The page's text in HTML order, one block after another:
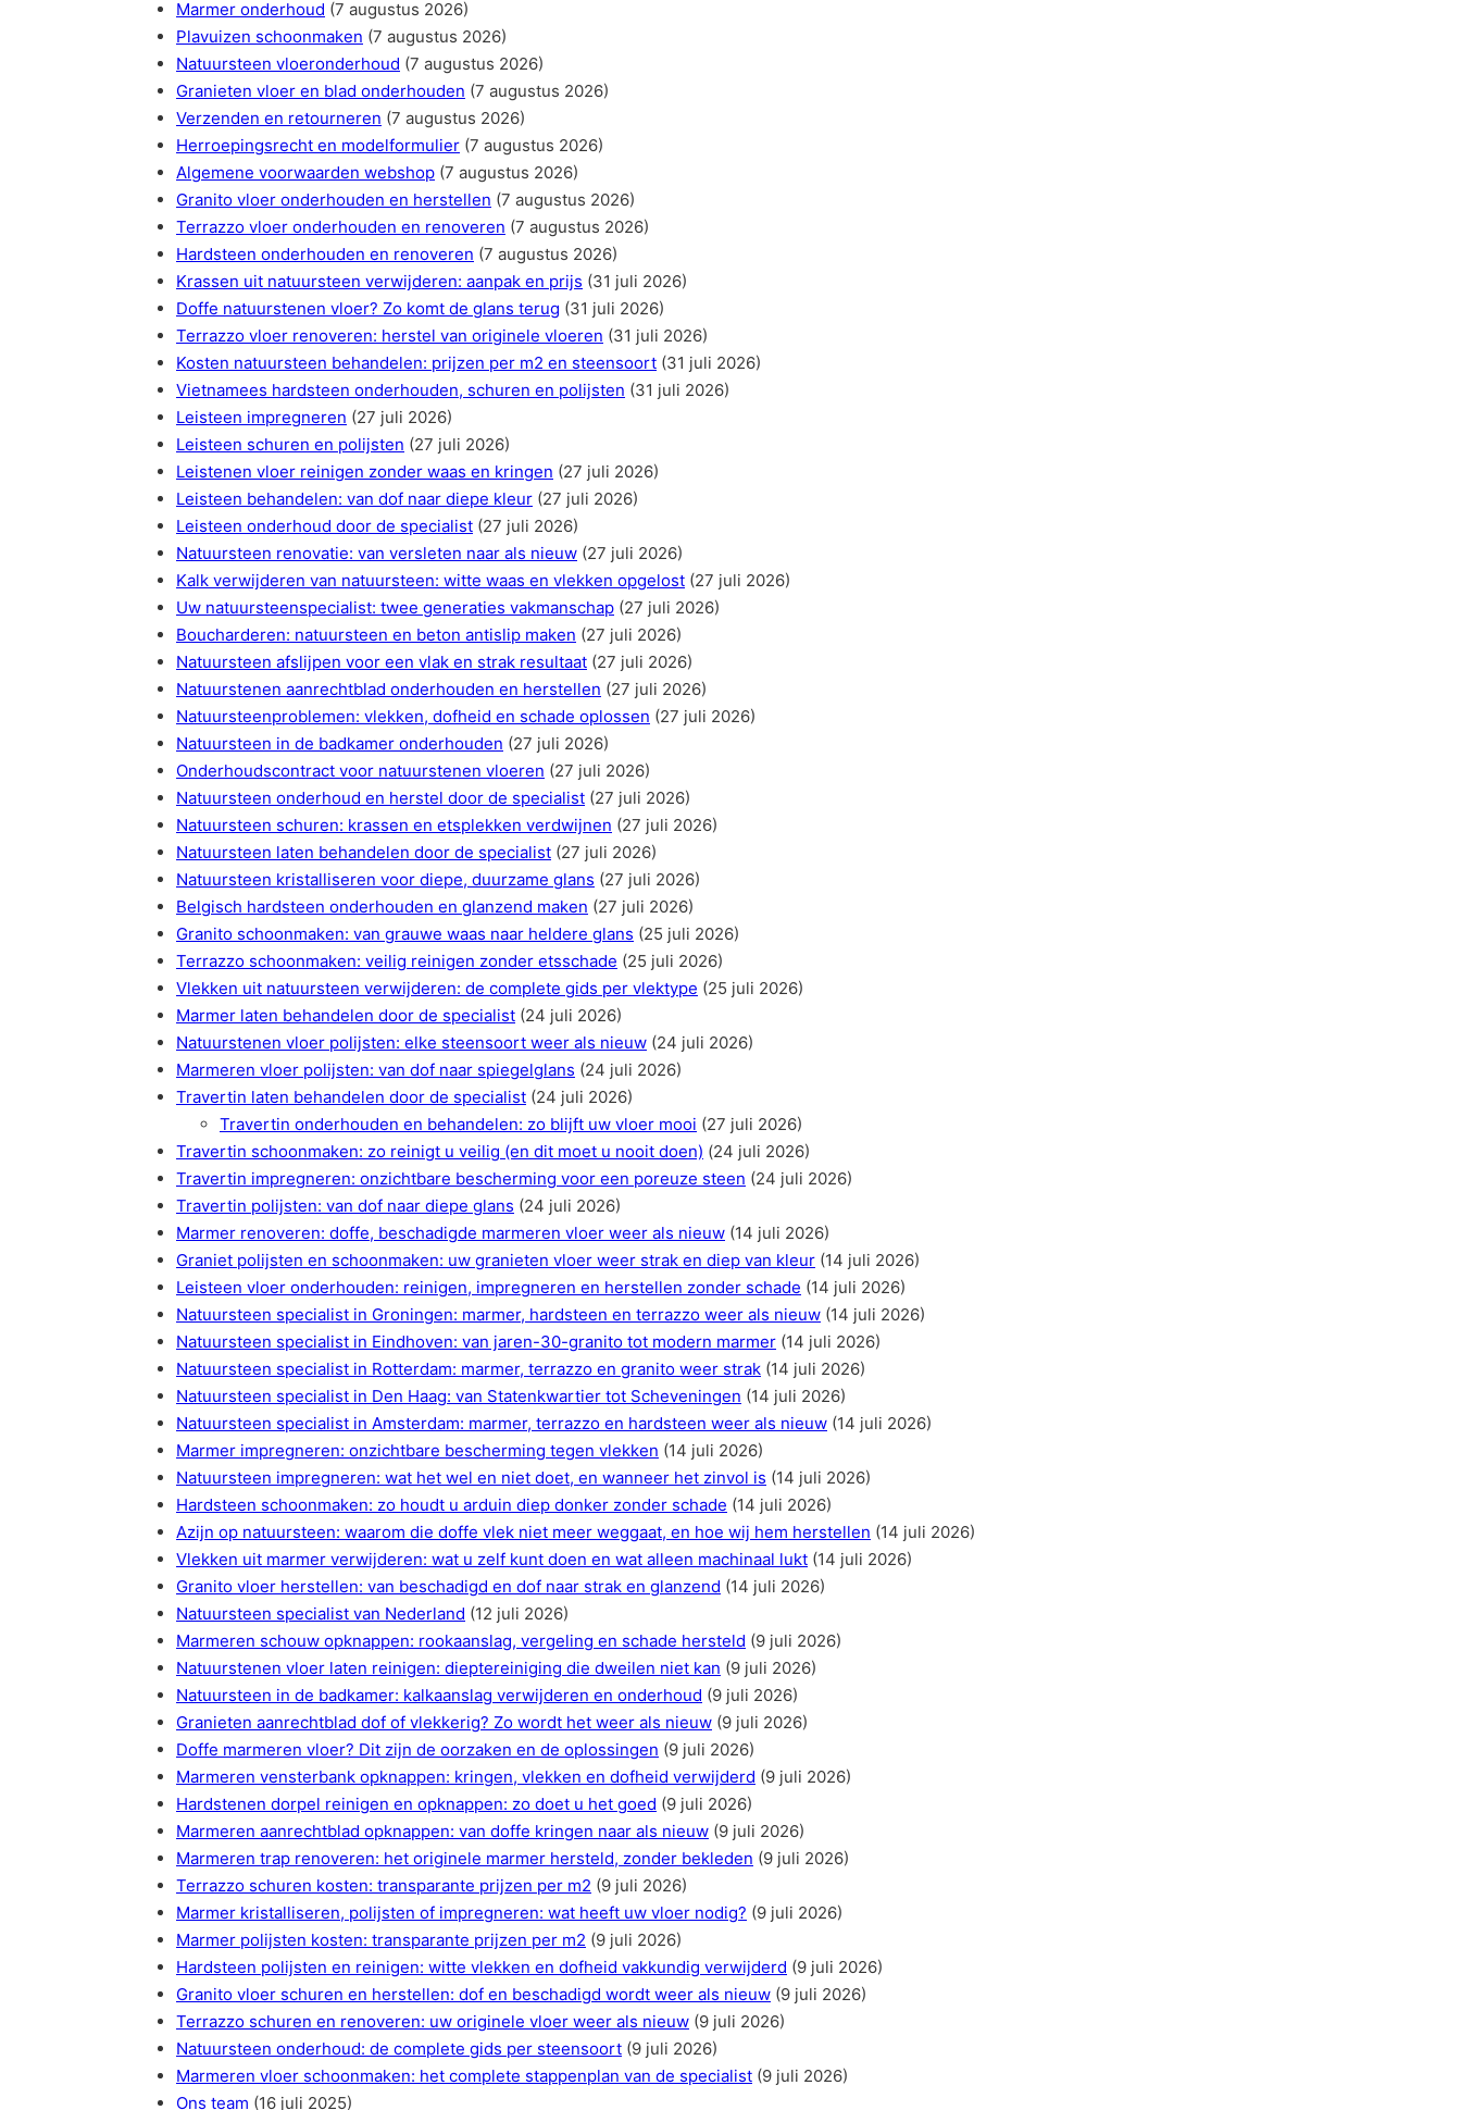
Marmer onderhoud (7 augustus 2026)
Plavuizen schoonmaken (7 augustus 2026)
Natuursteen vloeronderhoud (7 augustus 2026)
Granieten vloer en blad onderhouden (7 augustus 2026)
Verzenden en retourneren (7 augustus 2026)
Herroepingsrecht en modelformulier (7 augustus 2026)
Algemene voorwaarden webshop (7 augustus 2026)
Granito vloer onderhouden en herstellen (7 augustus 2026)
Terrazzo vloer onderhouden en renoveren (7 augustus 2026)
Hardsteen onderhouden en renoveren (7 augustus 2026)
Krassen uit natuursteen verwijderen: aanpak en prijs (31 juli 2026)
Doffe natuurstenen vloer? Zo komt de glans terug (31 juli 2026)
Terrazzo vloer renoveren: herstel van originele vloeren (31 juli 2026)
Kosten natuursteen behandelen: prijzen per m2 en steensoort (31 juli 2026)
Vietnamees hardsteen onderhouden, schuren en polijsten (31 juli 2026)
Leisteen impregneren (27 juli 2026)
Leisteen schuren en polijsten (27 juli 2026)
Leistenen vloer reinigen zonder waas en kringen (27 juli 2026)
Leisteen behandelen: van dof naar diepe kleur (27 juli 2026)
Leisteen onderhoud door de specialist (27 juli 2026)
Natuursteen renovatie: van versleten naar als nieuw (27 juli 2026)
Kalk verwijderen van natuursteen: witte waas en vlekken opgelost (27 juli 2026)
Uw natuursteenspecialist: twee generaties vakmanschap (27 juli 2026)
Boucharderen: natuursteen en beton antislip maken (27 juli 2026)
Natuursteen afslijpen voor een vlak en strak resultaat (27 juli 2026)
Natuurstenen aanrechtblad onderhouden en herstellen (27 juli 2026)
Natuursteenproblemen: vlekken, dofheid en schade oplossen (27 juli 2026)
Natuursteen in de badkamer onderhouden (27 juli 2026)
Onderhoudscontract voor natuurstenen vloeren (27 juli 2026)
Natuursteen onderhoud en herstel door de specialist (27 juli 2026)
Natuursteen schuren: krassen en etsplekken verdwijnen (27 juli 2026)
Natuursteen laten behandelen door de specialist (27 juli 2026)
Natuursteen kristalliseren voor diepe, duurzame glans (27 juli 2026)
Belgisch hardsteen onderhouden en glanzend maken (27 juli 2026)
Granito schoonmaken: van grauwe waas naar heldere glans (25 juli 2026)
Terrazzo schoonmaken: veilig reinigen zonder etsschade (25 juli 2026)
Vlekken uit natuursteen verwijderen: de complete gids per vlektype (25 juli 2026)
Marmer laten behandelen door de specialist (24 juli 2026)
Natuurstenen vloer polijsten: elke steensoort weer als nieuw (24 juli 2026)
Marmeren vloer polijsten: van dof naar spiegelglans (24 juli 2026)
Travertin laten behandelen door de specialist (24 juli 2026)
Travertin onderhouden en behandelen: zo blijft uw vloer mooi (27 juli 2026)
Travertin schoonmaken: zo reinigt u veilig (en dit moet u nooit doen) (24 juli 2026)
Travertin impregneren: onzichtbare bescherming voor een poreuze steen (24 juli 2026)
Travertin polijsten: van dof naar diepe glans (24 juli 2026)
Marmer renoveren: doffe, beschadigde marmeren vloer weer als nieuw (14 juli 2026)
Graniet polijsten en schoonmaken: uw granieten vloer weer strak en diep van kleur (14 juli 2026)
Leisteen vloer onderhouden: reinigen, impregneren en herstellen zonder schade (14 juli 2026)
Natuursteen specialist in Groningen: marmer, hardsteen en terrazzo weer als nieuw (14 juli 2026)
Natuursteen specialist in Eindhoven: van jaren-30-granito tot modern marmer (14 juli 2026)
Natuursteen specialist in Rotterdam: marmer, terrazzo en granito weer strak (14 juli 2026)
Natuursteen specialist in Den Haag: van Statenkwartier tot Scheveningen (14 juli 2026)
Natuursteen specialist in Amsterdam: marmer, terrazzo en hardsteen weer als nieuw (14 juli 2026)
Marmer impregneren: onzichtbare bescherming tegen vlekken (14 juli 2026)
Natuursteen impregneren: wat het wel en niet doet, en wanneer het zinvol is (14 juli 2026)
Hardsteen schoonmaken: zo houdt u arduin diep donker zonder schade (14 juli 2026)
Azijn op natuursteen: waarom die doffe vlek niet meer weggaat, en hoe wij hem herstellen (14 juli 2026)
Vlekken uit marmer verwijderen: wat u zelf kunt doen en wat alleen machinaal lukt (14 juli 2026)
Granito vloer herstellen: van beschadigd en dof naar strak en glanzend (14 juli 2026)
Natuursteen specialist van Nederland (12 juli 2026)
Marmeren schouw opknappen: rookaanslag, vergeling en schade hersteld (9 juli 2026)
Natuurstenen vloer laten reinigen: dieptereiniging die dweilen niet kan (9 juli 2026)
Natuursteen in de badkamer: kalkaanslag verwijderen en onderhoud (9 juli 2026)
Granieten aanrechtblad dof of vlekkerig? Zo wordt het weer als nieuw (9 juli 2026)
Doffe marmeren vloer? Dit zijn de oorzaken en de oplossingen (9 juli 2026)
Marmeren vensterbank opknappen: kringen, vlekken en dofheid verwijderd (9 juli 2026)
Hardstenen dorpel reinigen en opknappen: zo doet u het goed (9 juli 2026)
Marmeren aanrechtblad opknappen: van doffe kringen naar als nieuw (9 juli 2026)
Marmeren trap renoveren: het originele marmer hersteld, zonder bekleden (9 juli 2026)
Terrazzo schuren kosten: transparante prijzen per m2 (9 juli 2026)
Marmer kristalliseren, polijsten of impregneren: wat heeft uw vloer nodig? (9 juli 2026)
Marmer polijsten kosten: transparante prijzen per m2 (9 juli 2026)
Hardsteen polijsten en reinigen: witte vlekken en dofheid vakkundig verwijderd (9 juli 2026)
Granito vloer schuren en herstellen: dof en beschadigd wordt weer als nieuw (9 juli 2026)
Terrazzo schuren en renoveren: uw originele vloer weer als nieuw (9 juli 2026)
Natuursteen onderhoud: de complete gids per steensoort (9 juli 2026)
Marmeren vloer schoonmaken: het complete stappenplan van de specialist (9 juli 2026)
Ons team (16 juli 2025)